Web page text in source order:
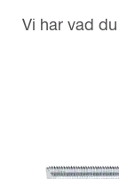
Vi har vad